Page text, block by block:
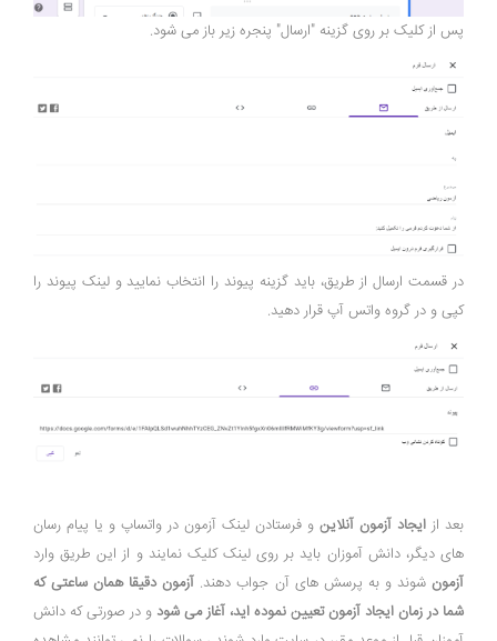
پس از کلیک بر روی گزینه "ارسال" پنجره زیر باز می شود.
در قسمت ارسال از طریق، باید گزینه پیوند را انتخاب نمایید و لینک پیوند را
کپی و در گروه واتس آپ قرار دهید.
بعد از ایجاد آزمون آنلاین و فرستادن لینک آزمون در واتساپ و یا پیام رسان
های دیگر، دانش آموزان باید بر روی لینک کلیک نمایند و از این طریق وارد
آزمونشوند و به پرسش های آن جواب دهند. آزمون دقیقا همان ساعتی که
شما در زمان ایجاد آزمون تعیین نموده اید، آغاز می شود و در صورتی که دانش